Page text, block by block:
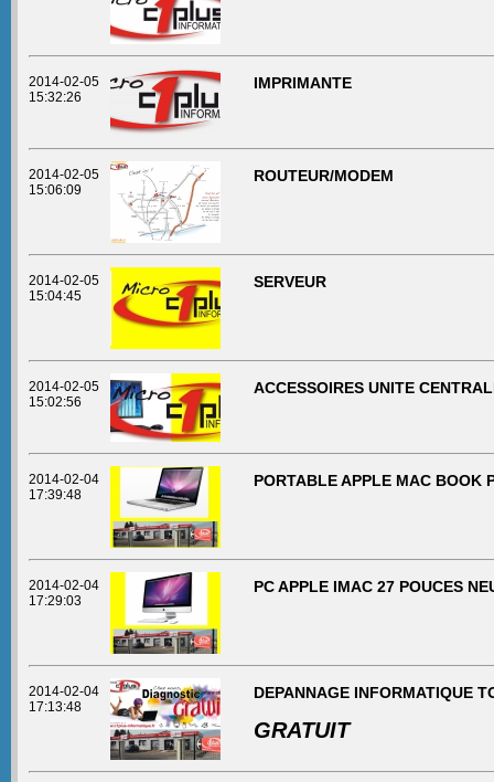
2014-02-05
15:32:26
IMPRIMANTE
2014-02-05
15:06:09
ROUTEUR/MODEM
2014-02-05
15:04:45
SERVEUR
2014-02-05
15:02:56
ACCESSOIRES UNITE
2014-02-04
17:39:48
PORTABLE APPLE MAC
2014-02-04
17:29:03
PC APPLE IMAC 27 POUCES
2014-02-04
17:13:48
DEPANNAGE INFORMATIQUE
GRATUIT